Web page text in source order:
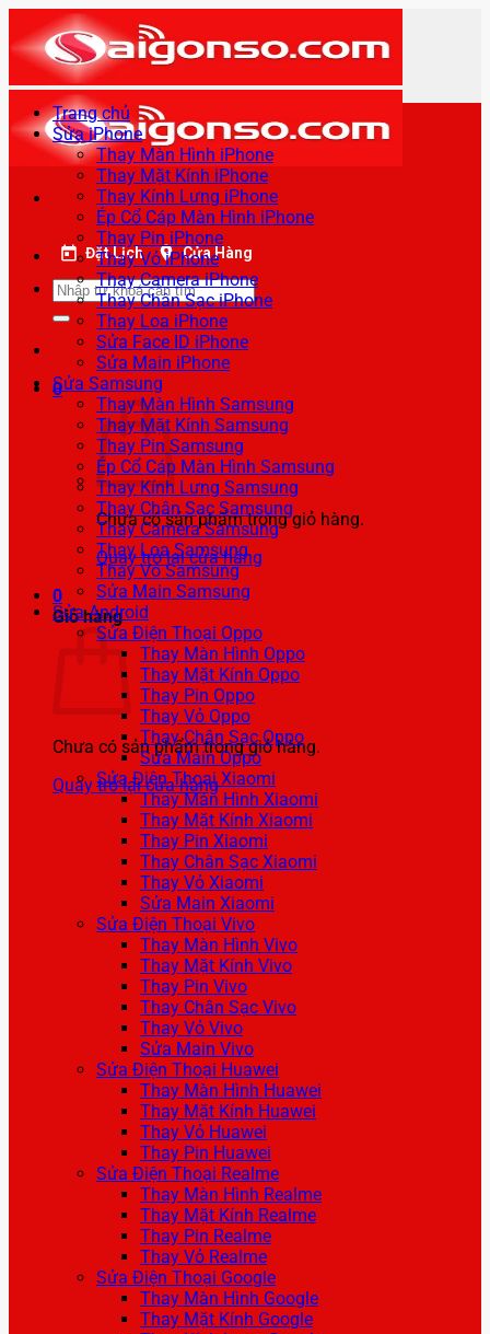
qua
nội
dung
Đặt Lịch Cửa Hàng
Tìm
kiếm:
0
Chưa có sản phẩm trong giỏ hàng.
Quay trở lại cửa hàng
0
Giỏ hàng
Chưa có sản phẩm trong giỏ hàng.
Quay trở lại cửa hàng
Trang chủ
Sửa iPhone
Thay Màn Hình iPhone
Thay Mặt Kính iPhone
Thay Kính Lưng iPhone
Ép Cổ Cáp Màn Hình iPhone
Thay Pin iPhone
Thay Vỏ iPhone
Thay Camera iPhone
Thay Chân Sạc iPhone
Thay Loa iPhone
Sửa Face ID iPhone
Sửa Main iPhone
Sửa Samsung
Thay Màn Hình Samsung
Thay Mặt Kính Samsung
Thay Pin Samsung
Ép Cổ Cáp Màn Hình Samsung
Thay Kính Lưng Samsung
Thay Chân Sạc Samsung
Thay Camera Samsung
Thay Loa Samsung
Thay Vỏ Samsung
Sửa Main Samsung
Sửa Android
Sửa Điện Thoại Oppo
Thay Màn Hình Oppo
Thay Mặt Kính Oppo
Thay Pin Oppo
Thay Vỏ Oppo
Thay Chân Sạc Oppo
Sửa Main Oppo
Sửa Điện Thoại Xiaomi
Thay Màn Hình Xiaomi
Thay Mặt Kính Xiaomi
Thay Pin Xiaomi
Thay Chân Sạc Xiaomi
Thay Vỏ Xiaomi
Sửa Main Xiaomi
Sửa Điện Thoại Vivo
Thay Màn Hình Vivo
Thay Mặt Kính Vivo
Thay Pin Vivo
Thay Chân Sạc Vivo
Thay Vỏ Vivo
Sửa Main Vivo
Sửa Điện Thoại Huawei
Thay Màn Hình Huawei
Thay Mặt Kính Huawei
Thay Vỏ Huawei
Thay Pin Huawei
Sửa Điện Thoại Realme
Thay Màn Hình Realme
Thay Mặt Kính Realme
Thay Pin Realme
Thay Vỏ Realme
Sửa Điện Thoại Google
Thay Màn Hình Google
Thay Mặt Kính Google